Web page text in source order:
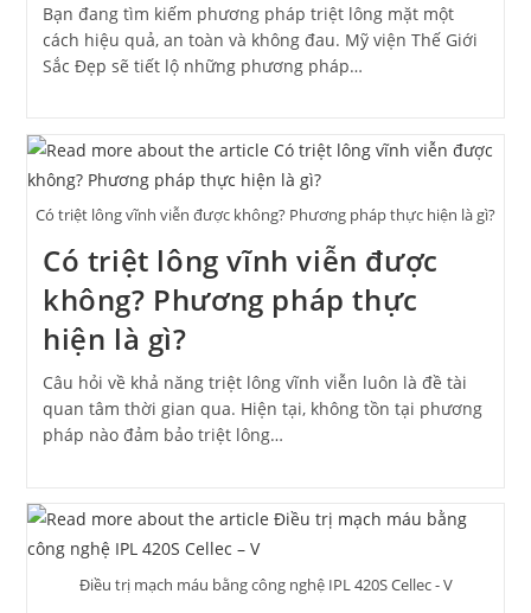
Bạn đang tìm kiếm phương pháp triệt lông mặt một
cách hiệu quả, an toàn và không đau. Mỹ viện Thế Giới
Sắc Đẹp sẽ tiết lộ những phương pháp…
Có triệt lông vĩnh viễn được không? Phương pháp thực hiện là gì?
Có triệt lông vĩnh viễn được
không? Phương pháp thực
hiện là gì?
Câu hỏi về khả năng triệt lông vĩnh viễn luôn là đề tài
quan tâm thời gian qua. Hiện tại, không tồn tại phương
pháp nào đảm bảo triệt lông…
Điều trị mạch máu bằng công nghệ IPL 420S Cellec - V